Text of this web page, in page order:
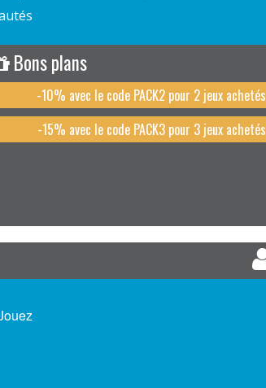
Bons plans
-10% avec le code PACK2 pour 2 jeux achetés
-15% avec le code PACK3 pour 3 jeux achetés